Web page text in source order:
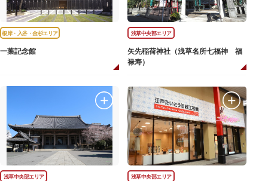
根岸・入谷・金杉エリア
一葉記念館
浅草中央部エリア
矢先稲荷神社（浅草名所七福神 福
禄寿）
浅草中央部エリア 浅草中央部エリア